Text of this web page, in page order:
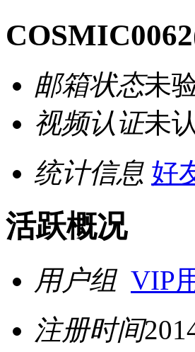
COSMIC0062
邮箱状态未
视频认证未
统计信息 好
活跃概况
用户组 VIP
注册时间